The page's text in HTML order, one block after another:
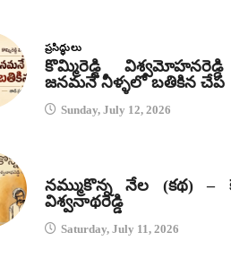
ప్రసిద్ధులు
కొమ్మిరెడ్డి
జనమనే నీళ్ళలో బతికిన చేప
Sunday, July 12, 2026
నమ్ముకొన్న నేల (కథ) –
విశ్వనాథరెడ్డి
Saturday, July 11, 2026